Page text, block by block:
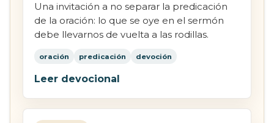
Una invitación a no separar la predicación
de la oración: lo que se oye en el sermón
debe llevarnos de vuelta a las rodillas.
oración predicación devoción
Leer devocional